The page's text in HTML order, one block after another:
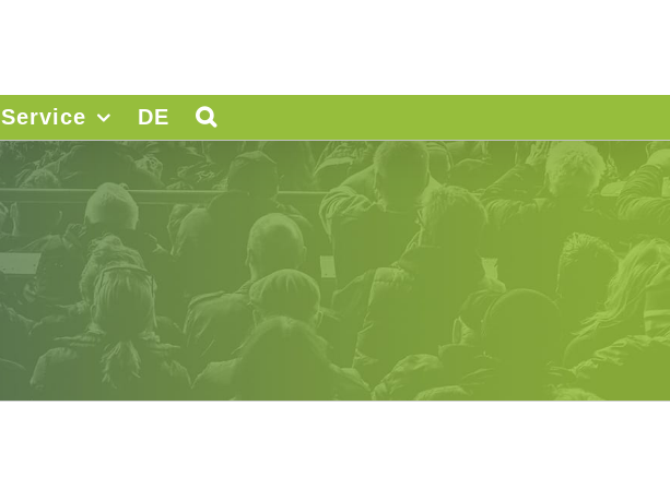
Service DE